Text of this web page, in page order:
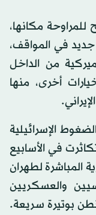
مكانها،
في المواقف،
من الداخل
أخرى، منها
الإسرائيلية
في الأسابيع
المباشرة لطهران
والعسكريين
بوتيرة سريعة.